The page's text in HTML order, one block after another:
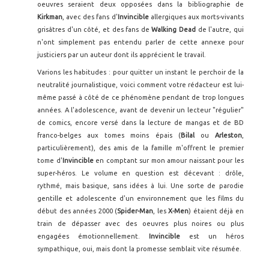
oeuvres seraient deux opposées dans la bibliographie de
Kirkman , avec des fans d'Invincibleallergiques aux morts-vivants
grisâtres d'un côté, et des fans deWalking Dead de l'autre, qui
n'ont simplement pas entendu parler de cette annexe pour
justiciers par un auteur dont ils apprécient le travail.
Varions les habitudes : pour quitter un instant le perchoir de la
neutralité journalistique, voici comment votre rédacteur est lui-
même passé à côté de ce phénomène pendant de trop longues
années. A l'adolescence, avant de devenir un lecteur "régulier"
de comics, encore versé dans la lecture de mangas et de BD
franco-belges aux tomes moins épais (BilalouArleston
particulièrement), des amis de la famille m'offrent le premier
tome d'Invincibleen comptant sur mon amour naissant pour les
super-héros. Le volume en question est décevant : drôle,
rythmé, mais basique, sans idées à lui. Une sorte de parodie
gentille et adolescente d'un environnement que les films du
début des années 2000 (Spider-Man , lesX-Men) étaient déjà en
train de dépasser avec des oeuvres plus noires ou plus
engagées émotionnellement. Invincible est un héros
sympathique, oui, mais dont la promesse semblait vite résumée.